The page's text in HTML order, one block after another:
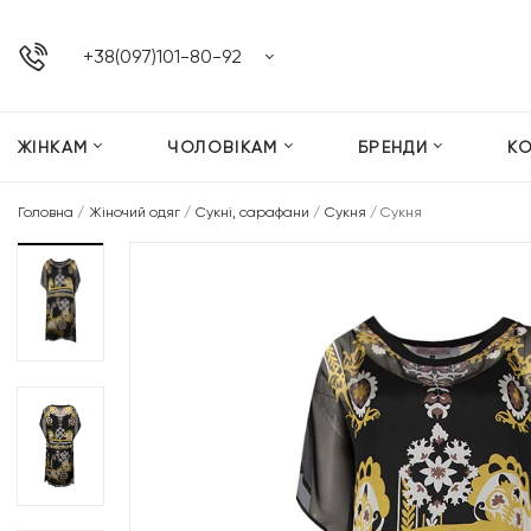
+38(097)101-80-92
ЖІНКАМ ЧОЛОВІКАМ БРЕНДИ
Головна / Жіночий одяг / Сукні, сарафани / Сукня /Сукня